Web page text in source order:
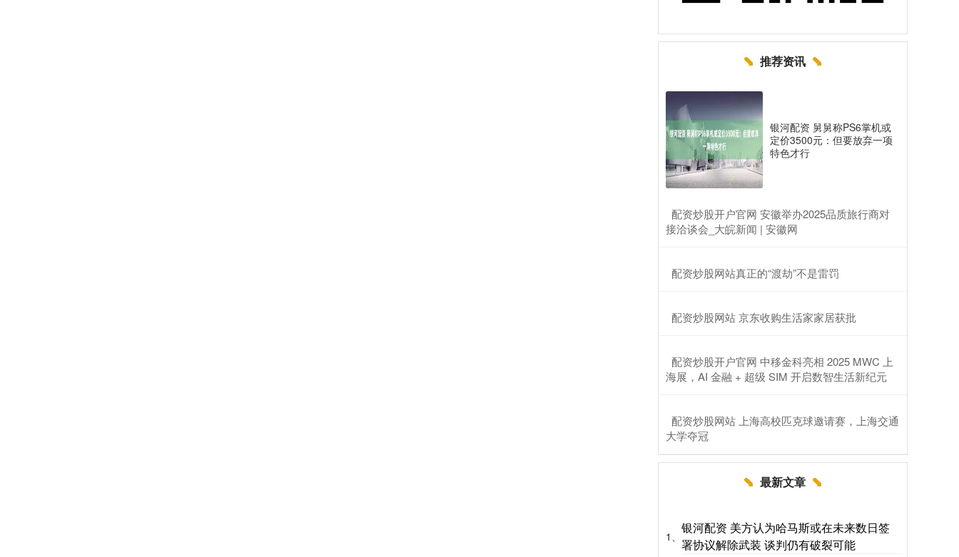
推荐资讯
银河配资 舅舅称PS6掌机或
定价3500元：但要放弃一项
特色才行
​配资炒股开户官网 安徽举办2025品质旅行商对
接洽谈会_大皖新闻 | 安徽网
​配资炒股网站真正的“渡劫”不是雷罚
​配资炒股网站 京东收购生活家家居获批
​配资炒股开户官网 中移金科亮相 2025 MWC 上
海展，AI 金融 + 超级 SIM 开启数智生活新纪元
​配资炒股网站 上海高校匹克球邀请赛，上海交通
大学夺冠
最新文章
1、
银河配资 美方认为哈马斯或在未来数日签
署协议解除武装 谈判仍有破裂可能